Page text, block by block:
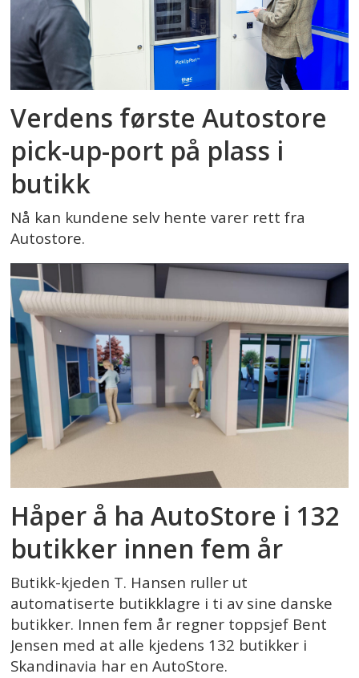
Verdens første Autostore
pick-up-port på plass i
butikk
Nå kan kundene selv hente varer rett fra
Autostore.
Håper å ha AutoStore i 132
butikker innen fem år
Butikk-kjeden T. Hansen ruller ut
automatiserte butikklagre i ti av sine danske
butikker. Innen fem år regner toppsjef Bent
Jensen med at alle kjedens 132 butikker i
Skandinavia har en AutoStore.